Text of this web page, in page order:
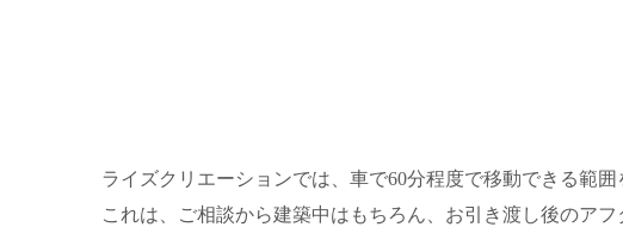
ライズクリエーションでは、車で60分程度で移動できる範囲
これは、ご相談から建築中はもちろん、お引き渡し後のア